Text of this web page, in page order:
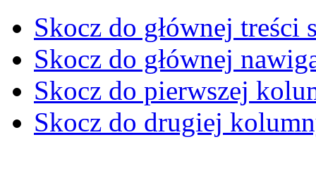
Skocz do głównej treści
Skocz do głównej
Skocz do pierwszej
Skocz do drugiej